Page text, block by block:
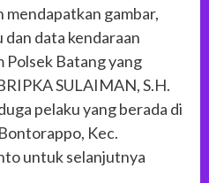
mendapatkan gambar,
data kendaraan
Polsek Batang yang
SULAIMAN, S.H.
pelaku yang berada di
Kec.
untuk selanjutnya